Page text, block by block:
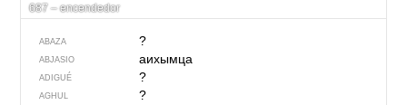
687 – encendedor
ABAZA ?
ABJASIO аихымца
ADIGUÉ ?
AGHUL ?